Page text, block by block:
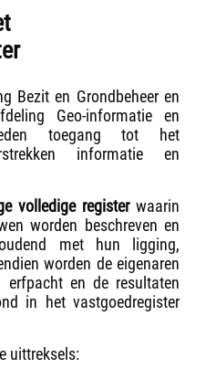
Bezit en Grondbeheer en
Geo-informatie en
toegang tot het
informatie en
volledige registerwaarin
worden beschreven en
met hun ligging,
worden de eigenaren
erfpacht en de resultaten
in het vastgoedregister
uittreksels: